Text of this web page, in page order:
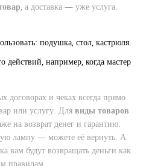
, а доставка — уже услуга.
подушка, стол, кастрюля.
действий, например, когда мастер
и чеках всегда прямо
или услугу. Для виды товаров
на возврат денег и гарантию.
лампу — можете её вернуть. А
вам будут возвращать деньги как
правилам.